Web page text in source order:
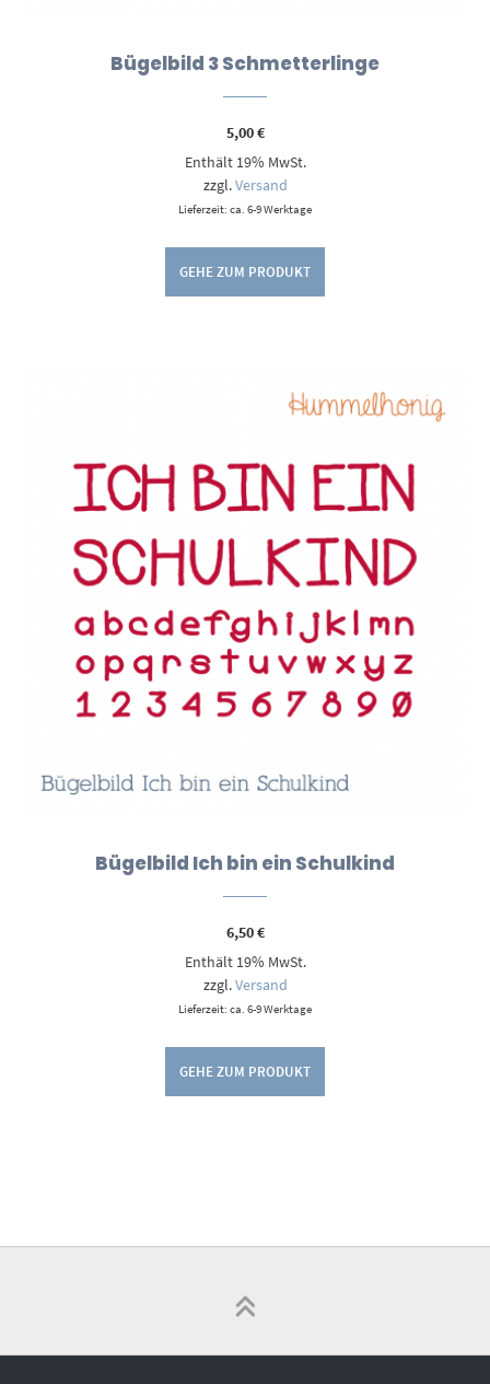
Bügelbild 3 Schmetterlinge
5,00€
Enthält 19% MwSt.
zzgl.Versand
Lieferzeit: ca. 6-9 Werktage
GEHE ZUM PRODUKT
Bügelbild Ich bin ein Schulkind
6,50€
Enthält 19% MwSt.
zzgl.Versand
Lieferzeit: ca. 6-9 Werktage
GEHE ZUM PRODUKT